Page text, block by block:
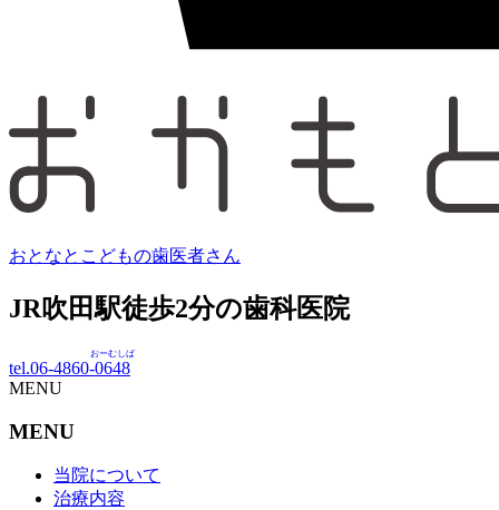
おとなとこどもの歯医者さん
JR吹田駅徒歩2分の歯科医院
tel.06-4860-0648
おーむしば
MENU
MENU
当院について
治療内容